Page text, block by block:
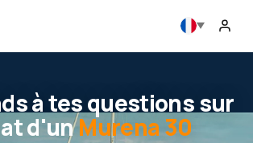
à tes questions sur
d'unMurena 30